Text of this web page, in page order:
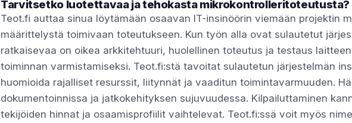
Tarvitsetko luotettavaa ja tehokasta mikrokontrolleritoteutusta?
Teot.fi auttaa sinua löytämään osaavan IT-insinöörin viemään projektin
määrittelystä toimivaan toteutukseen. Kun työn alla ovat sulautetut
ratkaisevaa on oikea arkkitehtuuri, huolellinen toteutus ja testaus
toiminnan varmistamiseksi. Teot.fi:stä tavoitat sulautetun järjestelmän
huomioida rajalliset resurssit, liitynnät ja vaaditun toimintavarmuuden.
dokumentoinnissa ja jatkokehityksen sujuvuudessa. Kilpailuttaminen
tekijöiden hinnat ja osaamisprofiilit vaihtelevat. Teot.fi:ssä voit myös